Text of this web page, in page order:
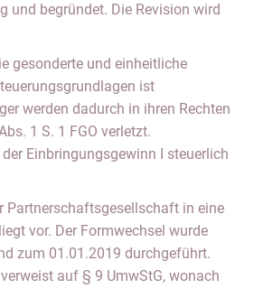
und begründet. Die Revision wird
gesonderte und einheitliche
ist
werden dadurch in ihren Rechten
1 S. 1 FGO verletzt.
Einbringungsgewinn I steuerlich
Partnerschaftsgesellschaft in eine
vor. Der Formwechsel wurde
zum 01.01.2019 durchgeführt.
auf § 9 UmwStG, wonach